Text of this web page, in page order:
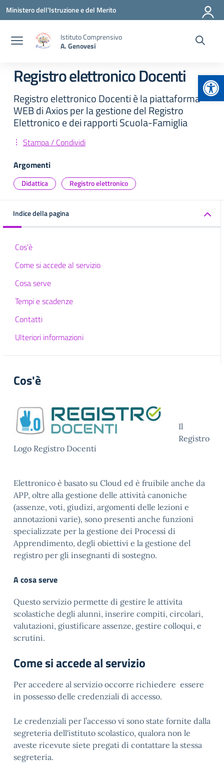
Vai ai contenuti
Vai al menu di navigazione
Vai al footer
Ministero dell'Istruzione e del Merito
Istituto Comprensivo
A. Genovesi
Registro elettronico Docenti
Registro elettronico Docenti è la piattaforma
WEB di Axios per la gestione del Registro
Elettronico e dei rapporti Scuola-Famiglia
Stampa / Condividi
Argomenti
Didattica Registro elettronico
Indice della pagina
Cos'è
Come si accede al servizio
Cosa serve
Tempi e scadenze
Contatti
Ulteriori informazioni
Cos'è
Logo Registro Docenti
Il
Registro
Elettronico è basato su Cloud ed è fruibile anche da
APP, oltre alla gestione delle attività canoniche
(assenze, voti, giudizi, argomenti delle lezioni e
annotazioni varie), sono presenti anche funzioni
specializzate per la gestione dei Processi di
Apprendimento, degli obiettivi e la gestione del
registro per gli insegnanti di sostegno.
A cosa serve
Questo servizio permette di gestire le attivita
scolastiche degli alunni, inserire compiti, circolari,
valutazioni, giustificare assenze, gestire colloqui, e
scrutini.
Come si accede al servizio
Per accedere al servizio occorre richiedere essere
in possesso delle credenziali di accesso.
Le credenziali per l’accesso vi sono state fornite dalla
segreteria dell'istituto scolastico, qualora non le
aveste ricevute siete pregati di contattare la stessa
segreteria.